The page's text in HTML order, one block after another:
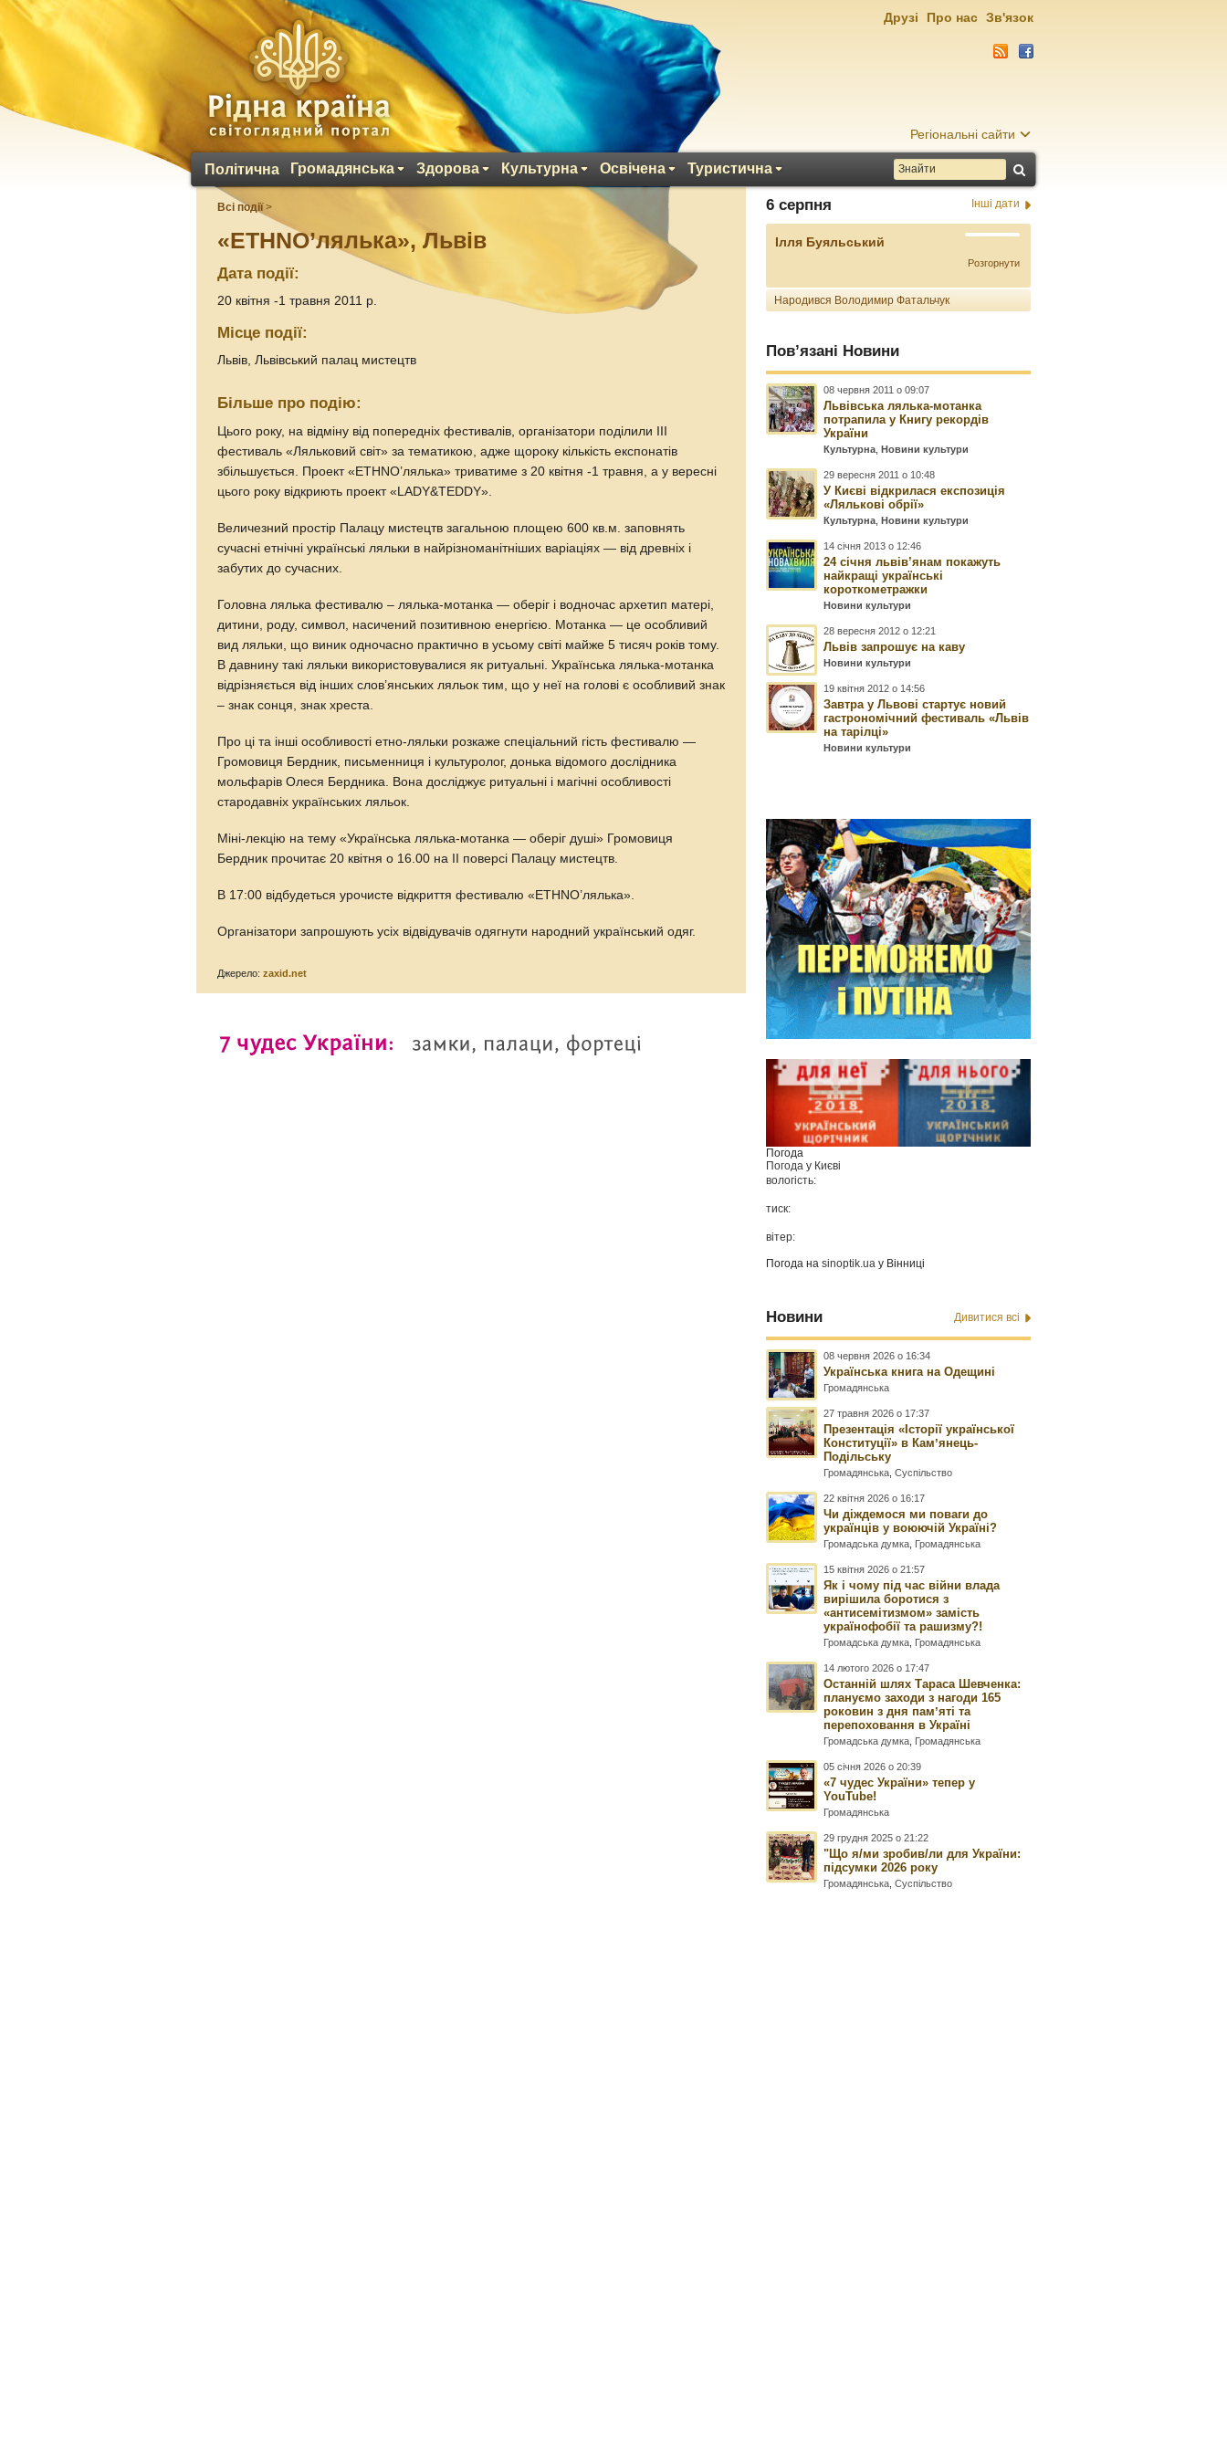
Регіональні сайти
Політична Громадянська Здорова Культурна Освічена Туристична
Друзі Про нас Зв'язок
Всі події>
«ETHNO’лялька», Львів
Дата події:
20 квітня -1 травня 2011 р.
Місце події:
Львів, Львівський палац мистецтв
Більше про подію:
Цього року, на відміну від попередніх фестивалів, організатори поділили ІІІ
фестиваль «Ляльковий світ» за тематикою, адже щороку кількість експонатів
збільшується. Проект «ETHNO’лялька» триватиме з 20 квітня -1 травня, а у вересні
цього року відкриють проект «LАDY&TEDDY».
Величезний простір Палацу мистецтв загальною площею 600 кв.м. заповнять
сучасні етнічні українські ляльки в найрізноманітніших варіаціях — від древніх і
забутих до сучасних.
Головна лялька фестивалю – лялька-мотанка — оберіг і водночас архетип матері,
дитини, роду, символ, насичений позитивною енергією. Мотанка — це особливий
вид ляльки, що виник одночасно практично в усьому світі майже 5 тисяч років тому.
В давнину такі ляльки використовувалися як ритуальні. Українська лялька-мотанка
відрізняється від інших слов’янських ляльок тим, що у неї на голові є особливий знак
– знак сонця, знак хреста.
Про ці та інші особливості етно-ляльки розкаже спеціальний гість фестивалю —
Громовиця Бердник, письменниця і культуролог, донька відомого дослідника
мольфарів Олеся Бердника. Вона досліджує ритуальні і магічні особливості
стародавніх українських ляльок.
Міні-лекцію на тему «Українська лялька-мотанка — оберіг душі» Громовиця
Бердник прочитає 20 квітня о 16.00 на ІІ поверсі Палацу мистецтв.
В 17:00 відбудеться урочисте відкриття фестивалю «ETHNO’лялька».
Організатори запрошують усіх відвідувачів одягнути народний український одяг.
Джерело:zaxid.net
6 серпня Інші дати
Ілля Буяльський
Розгорнути
Народився Володимир Фатальчук
Пов’язані Новини
08 червня 2011 о 09:07
Львівська лялька-мотанка
потрапила у Книгу рекордів
України
Культурна ,Новини культури
29 вересня 2011 о 10:48
У Києві відкрилася експозиція
«Лялькові обрії»
Культурна ,Новини культури
14 січня 2013 о 12:46
24 січня львів’янам покажуть
найкращі українські
короткометражки
Новини культури
28 вересня 2012 о 12:21
Львів запрошує на каву
Новини культури
19 квітня 2012 о 14:56
Завтра у Львові стартує новий
гастрономічний фестиваль «Львів
на тарілці»
Новини культури
Погода
Погода у Києві
вологість:
тиск:
вітер:
Погода наsinoptik.ua у Вінниці
Новини Дивитися всі
08 червня 2026 о 16:34
Українська книга на Одещині
Громадянська
27 травня 2026 о 17:37
Презентація «Історії української
Конституції» в Камʼянець-
Подільську
Громадянська ,Суспільство
22 квітня 2026 о 16:17
Чи діждемося ми поваги до
українців у воюючій Україні?
Громадська думка Громадянська
15 квітня 2026 о 21:57
Як і чому під час війни влада
вирішила боротися з
«антисемітизмом» замість
українофобії та рашизму?!
Громадська думка Громадянська
14 лютого 2026 о 17:47
Останній шлях Тараса Шевченка:
плануємо заходи з нагоди 165
роковин з дня памʼяті та
перепоховання в Україні
Громадська думка Громадянська
05 січня 2026 о 20:39
«7 чудес України» тепер у
YouTube!
Громадянська
29 грудня 2025 о 21:22
"Що я/ми зробив/ли для України:
підсумки 2026 року
Громадянська ,Суспільство